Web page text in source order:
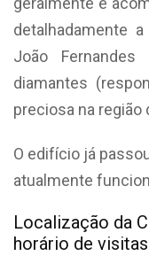
detalhadamente
João
diamantes
preciosa na região
O edifício já
atualmente
Localização da
horário de visitas